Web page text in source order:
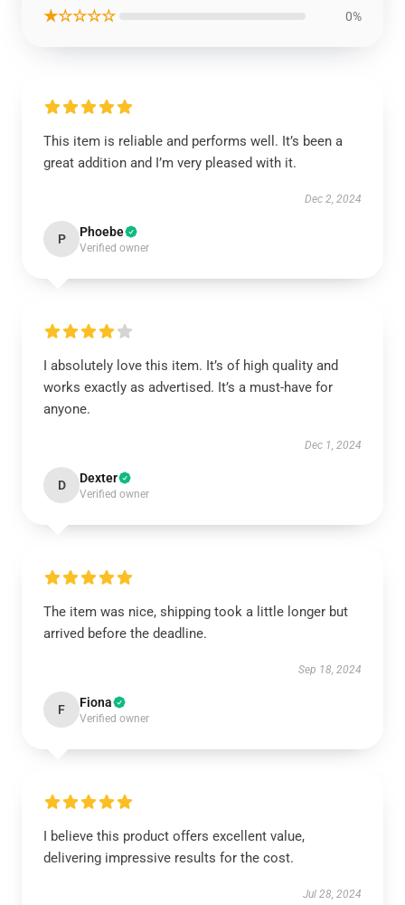
★☆☆☆☆ 0%
This item is reliable and performs well. It’s been a
great addition and I’m very pleased with it.
Dec 2, 2024
P Phoebe
Verified owner
I absolutely love this item. It’s of high quality and
works exactly as advertised. It’s a must-have for
anyone.
Dec 1, 2024
D Dexter
Verified owner
The item was nice, shipping took a little longer but
arrived before the deadline.
Sep 18, 2024
F Fiona
Verified owner
I believe this product offers excellent value,
delivering impressive results for the cost.
Jul 28, 2024